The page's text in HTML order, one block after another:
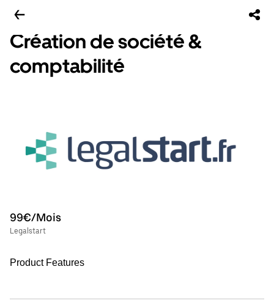
Création de société &
comptabilité
99€/Mois
Legalstart
Product Features